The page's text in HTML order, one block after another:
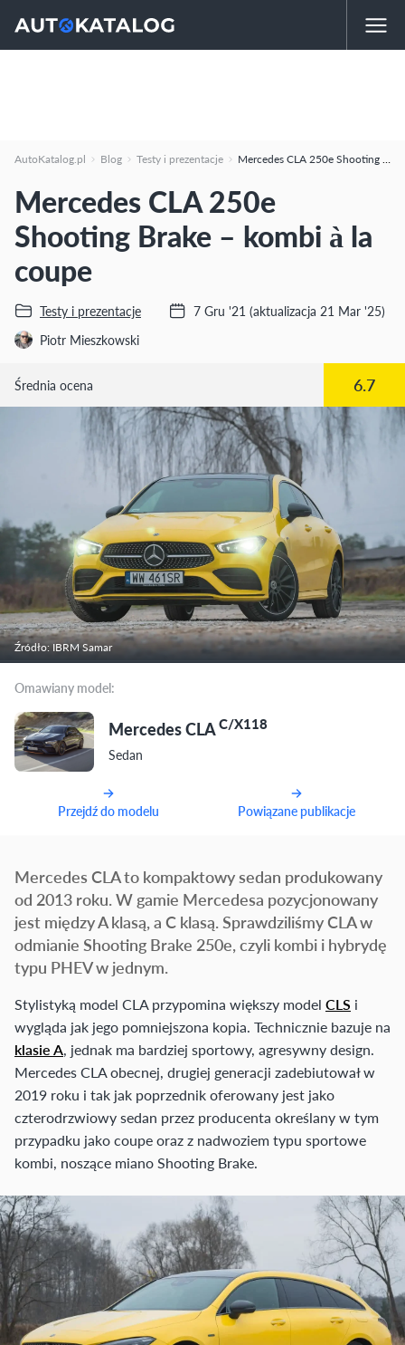
AutoKatalog.pl Blog Testy i prezentacje Mercedes CLA 250e Shooting Brake – kombi à la coupe
Mercedes CLA 250e
Shooting Brake – kombi à la
coupe
Testy i prezentacje
Piotr Mieszkowski
7 Gru '21 (aktualizacja 21 Mar '25)
Średnia ocena 6.7
Źródło: IBRM Samar
Omawiany model:
Mercedes CLAC/X118
Sedan
Przejdź do modelu Powiązane publikacje
Mercedes CLA to kompaktowy sedan produkowany
od 2013 roku. W gamie Mercedesa pozycjonowany
jest między A klasą, a C klasą. Sprawdziliśmy CLA w
odmianie Shooting Brake 250e, czyli kombi i hybrydę
typu PHEV w jednym.
Stylistyką model CLA przypomina większy model CLS i
wygląda jak jego pomniejszona kopia. Technicznie bazuje na
klasie A, jednak ma bardziej sportowy, agresywny design.
Mercedes CLA obecnej, drugiej generacji zadebiutował w
2019 roku i tak jak poprzednik oferowany jest jako
czterodrzwiowy sedan przez producenta określany w tym
przypadku jako coupe oraz z nadwoziem typu sportowe
kombi, noszące miano Shooting Brake.